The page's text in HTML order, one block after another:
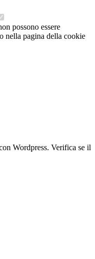
possono essere
nella pagina della cookie
Wordpress. Verifica se il